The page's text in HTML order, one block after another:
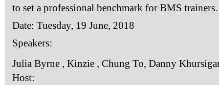
to set a professional benchmark for BMS trainers.
Date: Tuesday, 19 June, 2018
Speakers:
Julia Byrne , Kinzie , Chung To, Danny
Host: